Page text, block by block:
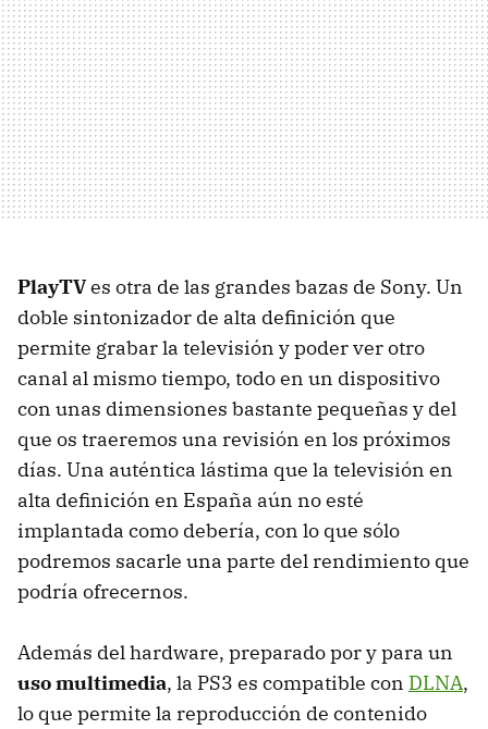
PlayTVes otra de las grandes bazas de Sony. Un
doble sintonizador de alta definición que
permite grabar la televisión y poder ver otro
canal al mismo tiempo, todo en un dispositivo
con unas dimensiones bastante pequeñas y del
que os traeremos una revisión en los próximos
días. Una auténtica lástima que la televisión en
alta definición en España aún no esté
implantada como debería, con lo que sólo
podremos sacarle una parte del rendimiento que
podría ofrecernos.
Además del hardware, preparado por y para un
uso multimedia, la PS3 es compatible con DLNA,
lo que permite la reproducción de contenido